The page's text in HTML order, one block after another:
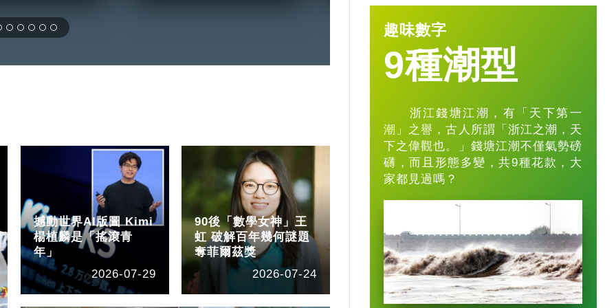
撼動世界AI版圖 Kimi
楊植麟是「搖滾青
年」
2026-07-29
90後「數學女神」王
虹 破解百年幾何謎題
奪菲爾茲獎
2026-07-24
趣味數字
9種潮型
浙江錢塘江潮，有「天下第一
潮」之譽，古人所謂「浙江之潮，天
下之偉觀也。」錢塘江潮不僅氣勢磅
礴，而且形態多變，共9種花款，大
家都見過嗎？